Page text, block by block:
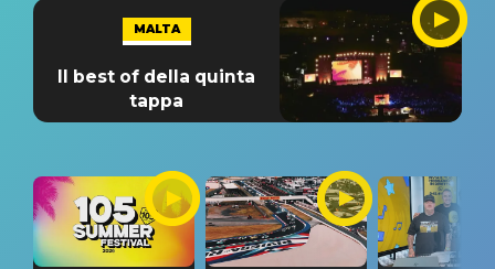
MALTA
Il best of della quinta
tappa